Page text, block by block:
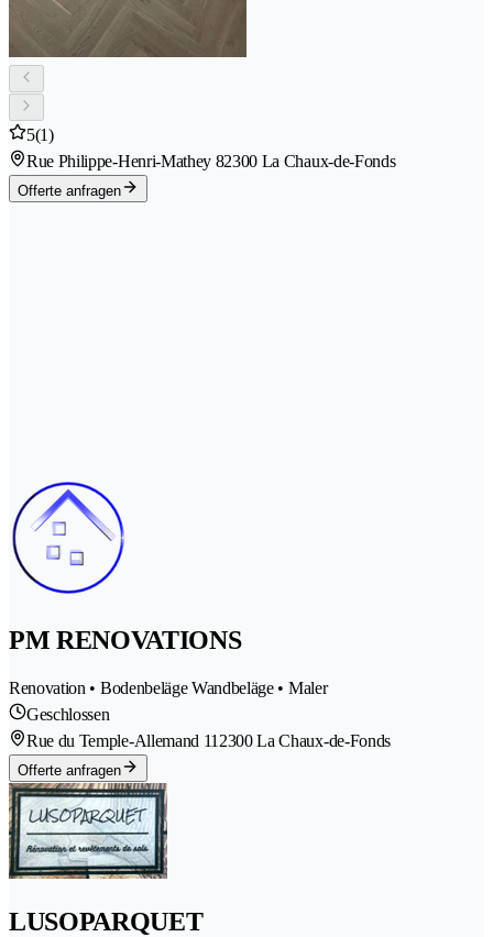
5(1)
Rue Philippe-Henri-Mathey 82300 La Chaux-de-Fonds
Offerte anfragen
PM RENOVATIONS
Renovation • Bodenbeläge Wandbeläge • Maler
Geschlossen
Rue du Temple-Allemand 11 2300 La Chaux-de-Fonds
Offerte anfragen
LUSOPARQUET